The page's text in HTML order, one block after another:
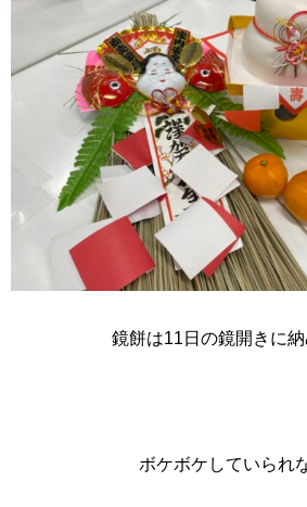
鏡餅は11日の鏡開きに納
ボケボケしていられ